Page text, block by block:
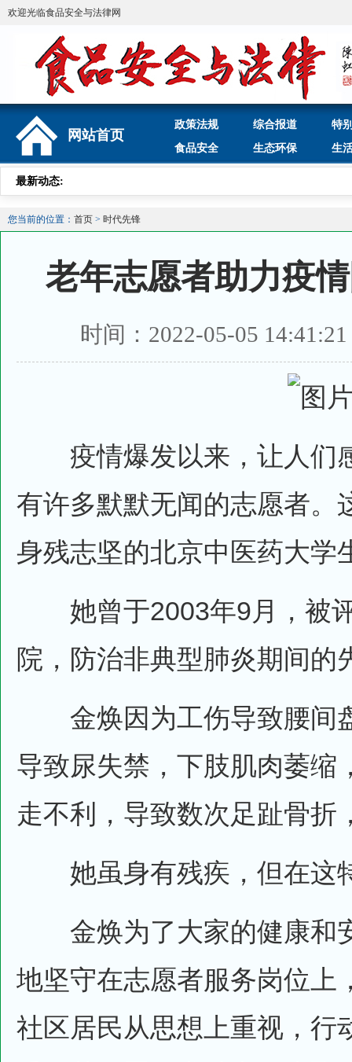
欢迎光临食品安全与法律网
网站首页
政策法规 综合报道
特
食品安全
生态环保 生
最新动态:
您当前的位置： 首页 > 时代先锋
老年志愿者助力疫
时间：2022-05-05
疫情爆发以来，让人们
有许多默默无闻的志愿者。
身残志坚的北京中医药大学
她曾于2003年9月，被评
院，防治非典型肺炎期间的
金焕因为工伤导致腰间
导致尿失禁，下肢肌肉萎缩
走不利，导致数次足趾骨折
她虽身有残疾，但在这
金焕为了大家的健康和
地坚守在志愿者服务岗位上
社区居民从思想上重视，行